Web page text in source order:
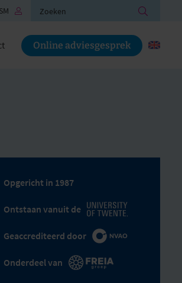
Online adviesgesprek
Opgericht in 1987
Ontstaan vanuit de
Geaccrediteerd door
Onderdeel van